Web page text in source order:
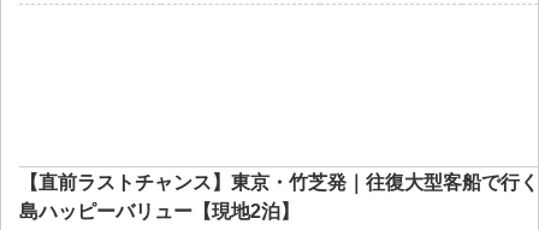
【直前ラストチャンス】東京・竹芝発｜往復大型客船で行
島ハッピーバリュー【現地2泊】